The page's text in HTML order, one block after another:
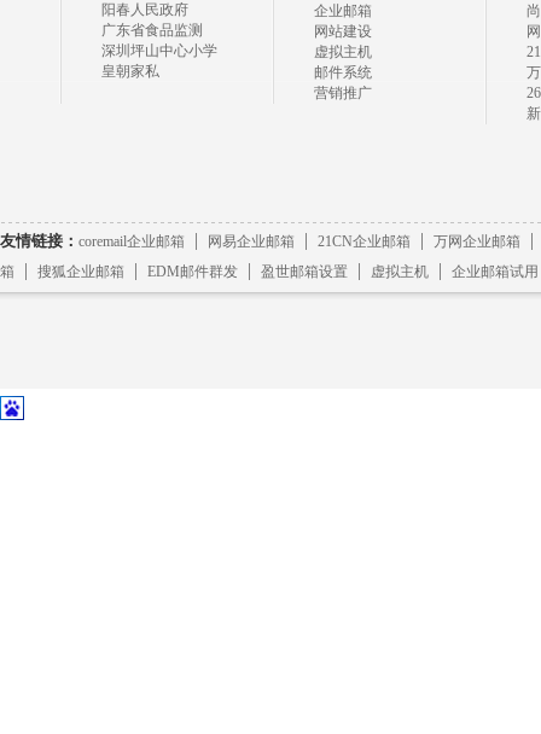
阳春人民政府
广东省食品监测
深圳坪山中心小学
皇朝家私
企业邮箱
网站建设
虚拟主机
邮件系统
营销推广
友情链接： coremail企业邮箱 | 网易企业邮箱 | 21CN企业邮箱 | 万网企业邮箱
箱 | 搜狐企业邮箱 | EDM邮件群发 | 盈世邮箱设置 | 虚拟主机 | 企业邮箱试用